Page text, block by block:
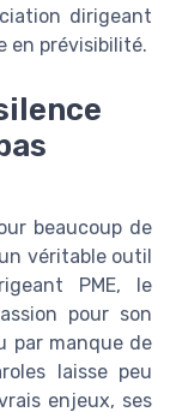
dirigeant
en prévisibilité.
beaucoup de
véritable outil
PME, le
pour son
par manque de
laisse peu
enjeux, ses